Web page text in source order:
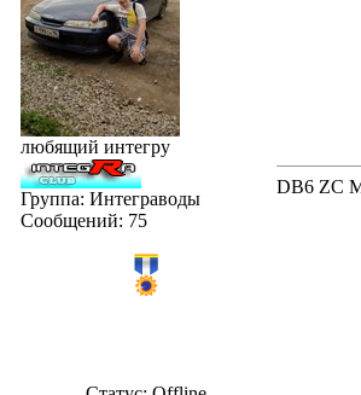
любящий интегру
Группа: Интеграводы
Сообщений: 75
DB6 ZC